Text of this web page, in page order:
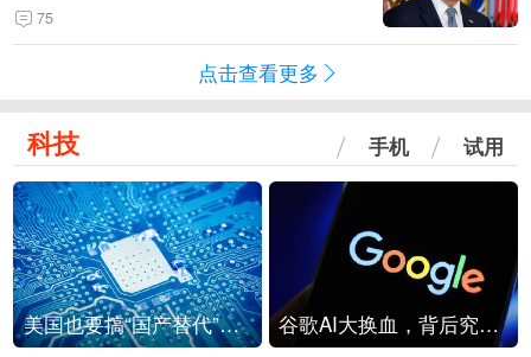
75
点击查看更多
科技 手机 试用
美国也要搞“国产替代”？先算清三笔账 谷歌AI大换血，背后究竟发生了什么？